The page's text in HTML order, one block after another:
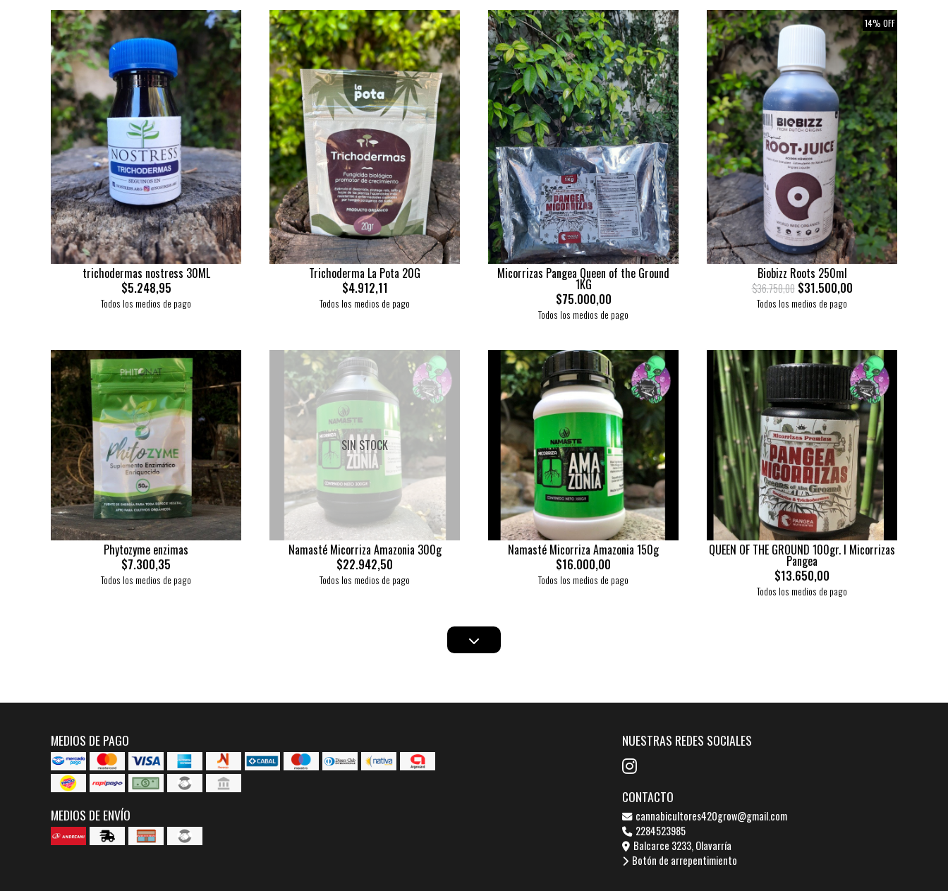
trichodermas nostress 30ML
$5.248,95
Todos los medios de pago
Trichoderma La Pota 20G
$4.912,11
Todos los medios de pago
Micorrizas Pangea Queen of the Ground
1KG
$75.000,00
Todos los medios de pago
14% OFF
Biobizz Roots 250ml
$36.750,00$31.500,00
Todos los medios de pago
Phytozyme enzimas
$7.300,35
Todos los medios de pago
SIN STOCK
Namasté Micorriza Amazonia 300g
$22.942,50
Todos los medios de pago
Namasté Micorriza Amazonia 150g
$16.000,00
Todos los medios de pago
QUEEN OF THE GROUND 100gr. l Micorrizas
Pangea
$13.650,00
Todos los medios de pago
MEDIOS DE PAGO
MEDIOS DE ENVÍO
NUESTRAS REDES SOCIALES
CONTACTO
cannabicultores420grow@gmail.com
2284523985
Balcarce 3233, Olavarría
Botón de arrepentimiento